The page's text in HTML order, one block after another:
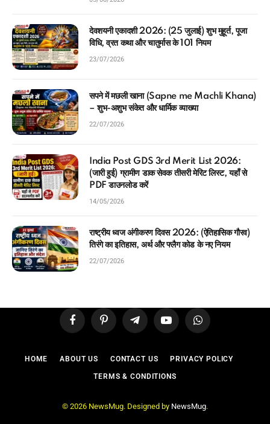
देवशयनी एकादशी 2026: (25 जुलाई) शुभ मुहूर्त, पूजा
विधि, व्रत कथा और चातुर्मास के 101 नियम
23/07/2026
सपने में मछली खाना (Sapne me Machli Khana)
– शुभ-अशुभ संकेत और धार्मिक व्याख्या
22/07/2026
India Post GDS 3rd Merit List 2026:
(जारी हुई) ग्रामीण डाक सेवक तीसरी मेरिट लिस्ट, यहाँ से
PDF डाउनलोड करें
14/05/2026
राष्ट्रीय ध्वज अंगीकरण दिवस 2026: (ऐतिहासिक गौरव)
तिरंगे का इतिहास, अर्थ और फ्लैग कोड के नए नियम
22/07/2026
FacebookPinterestTelegramYouTubeWhatsApp
HOME ABOUT US CONTACT US PRIVACY POLICY
TERMS & CONDITIONS
© 2026 NewsMug. Designed by NewsMug